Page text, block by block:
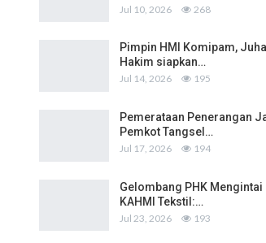
Jul 10, 2026 268
Pimpin HMI Komipam,
Hakim siapkan…
Jul 14, 2026 195
Pemerataan Penerangan
Pemkot Tangsel…
Jul 17, 2026 194
Gelombang PHK Mengintai
KAHMI Tekstil:…
Jul 23, 2026 193